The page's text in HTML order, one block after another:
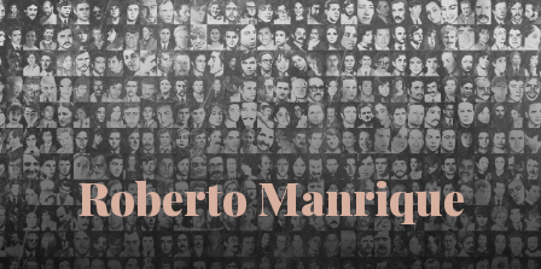
Roberto Manrique